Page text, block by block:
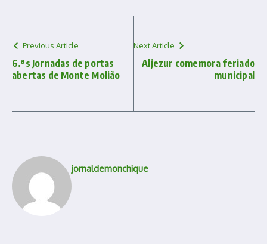
Previous Article
6.ªs Jornadas de portas
abertas de Monte Molião
Next Article
Aljezur comemora feriado
municipal
jornaldemonchique